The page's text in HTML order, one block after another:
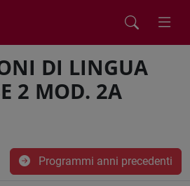
DI LINGUA
2 MOD. 2A
Programmi anni precedenti